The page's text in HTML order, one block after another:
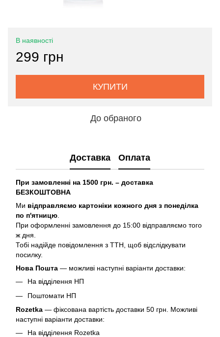
В наявності
299 грн
КУПИТИ
До обраного
Доставка Оплата
При замовленні на 1500 грн. – доставка
БЕЗКОШТОВНА
Ми відправляємо картоніки кожного дня з понеділка
по п'ятницю
При оформленні замовлення до 15:00 відправляємо того
ж дня.
Тобі надійде повідомлення з ТТН, щоб відслідкувати
посилку.
Нова Пошта — можливі наступні варіанти доставки:
На відділення НП
Поштомати НП
Rozetka — фіксована вартість доставки 50 грн. Можливі
наступні варіанти доставки:
На відділення Rozetka